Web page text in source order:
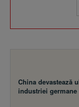
China devastează
industriei germane